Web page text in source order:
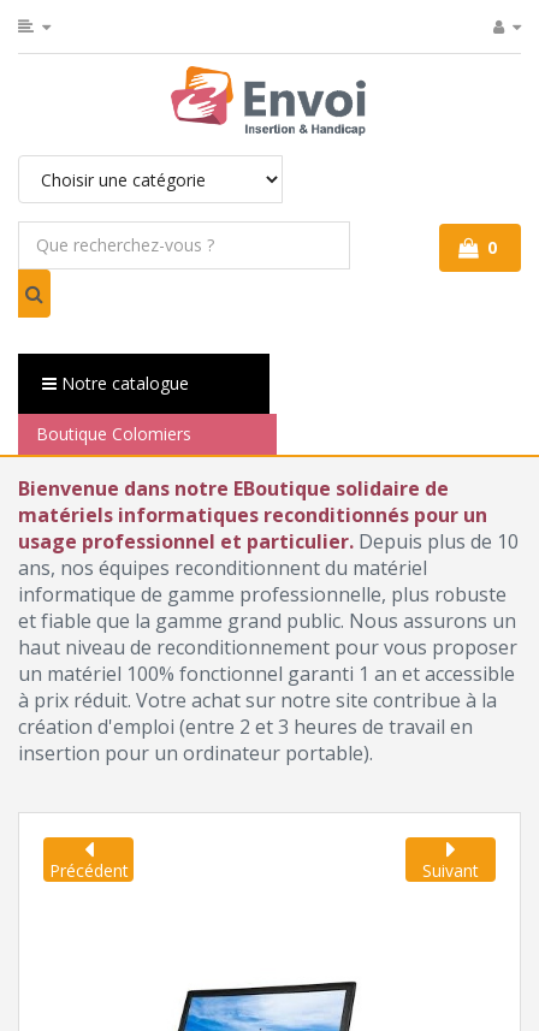
0
Notre catalogue
Boutique Colomiers
Bienvenue dans notre EBoutique solidaire de
matériels informatiques reconditionnés pour un
usage professionnel et particulier. Depuis plus de 10
ans, nos équipes reconditionnent du matériel
informatique de gamme professionnelle, plus robuste
et fiable que la gamme grand public. Nous assurons un
haut niveau de reconditionnement pour vous proposer
un matériel 100% fonctionnel garanti 1 an et accessible
à prix réduit. Votre achat sur notre site contribue à la
création d'emploi (entre 2 et 3 heures de travail en
insertion pour un ordinateur portable).
Précédent Suivant